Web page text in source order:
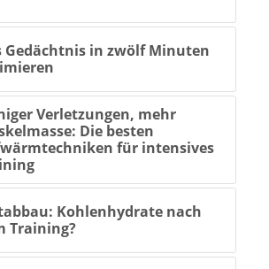
Gedächtnis in zwölf Minuten
Verletzungen, mehr
Die besten
für intensives
Kohlenhydrate nach
Training?